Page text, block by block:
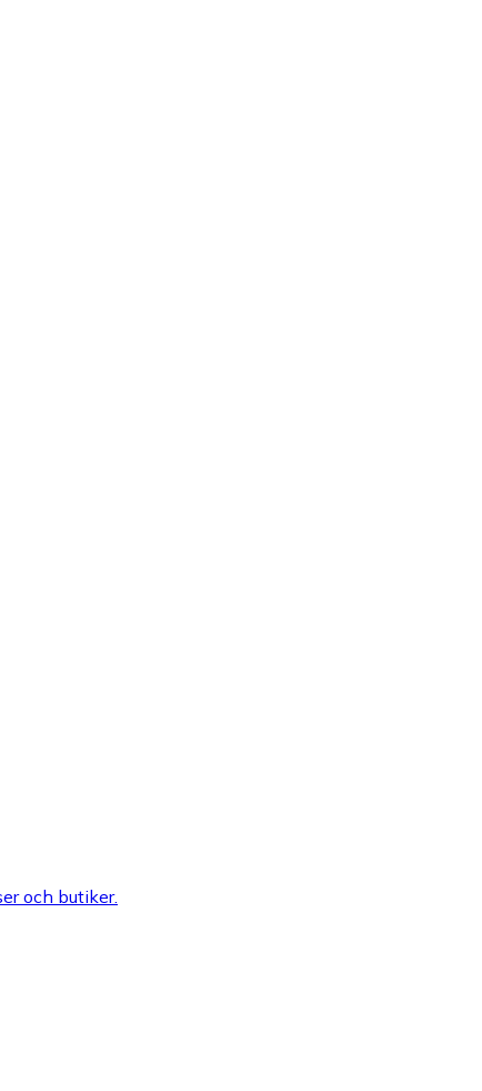
och butiker.